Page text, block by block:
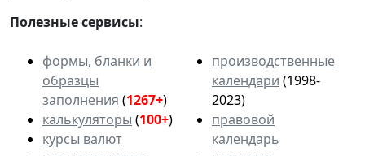
Полезные сервисы:
формы, бланки и
образцы
заполнения (1267+)
калькуляторы (100+)
курсы валют
производственные
календари (1998-
2023)
правовой
календарь